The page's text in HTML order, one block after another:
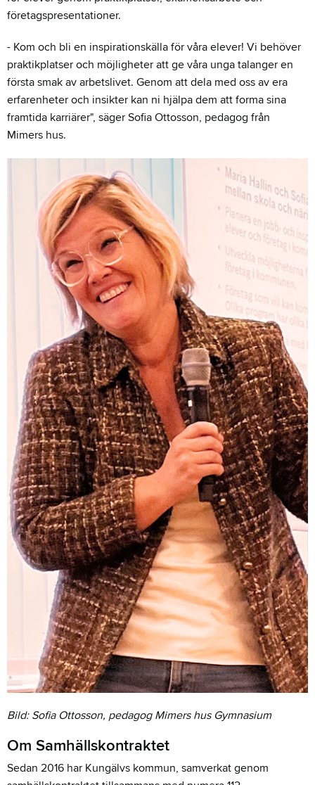
företagspresentationer.
- Kom och bli en inspirationskälla för våra elever! Vi behöver
praktikplatser och möjligheter att ge våra unga talanger en
första smak av arbetslivet. Genom att dela med oss av era
erfarenheter och insikter kan ni hjälpa dem att forma sina
framtida karriärer", säger Sofia Ottosson, pedagog från
Mimers hus.
Bild: Sofia Ottosson, pedagog Mimers hus Gymnasium
Om Samhällskontraktet
Sedan 2016 har Kungälvs kommun, samverkat genom